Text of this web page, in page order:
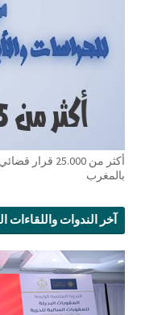
أكثر من
بالمغرب
آخر الندوات واللقاءات